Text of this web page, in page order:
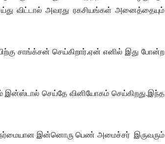
விட்டால் அவரது ரகசியங்கள் அனைத்தையும்
சாங்க்சன் செய்கிறார்.ஏன் எனில் இது போன்ற
இன்ஸ்டால் செய்தே வினியோகம் செய்கிறது.இந்த
நேர்மையான இன்னொரு பெண் அமைச்சர் இருவரும்